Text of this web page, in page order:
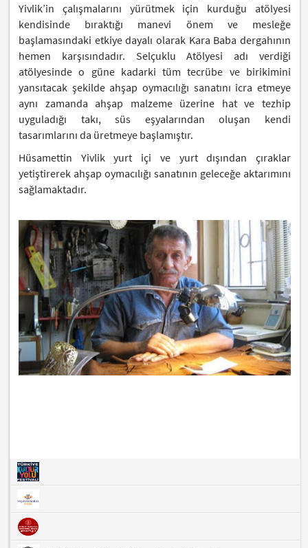
Yivlik’in çalışmalarını yürütmek için kurduğu atölyesi
kendisinde bıraktığı manevi önem ve mesleğe
başlamasındaki etkiye dayalı olarak Kara Baba dergahının
hemen karşısındadır. Selçuklu Atölyesi adı verdiği
atölyesinde o güne kadarki tüm tecrübe ve birikimini
yansıtacak şekilde ahşap oymacılığı sanatını icra etmeye
aynı zamanda ahşap malzeme üzerine hat ve tezhip
uyguladığı takı, süs eşyalarından oluşan kendi
tasarımlarını da üretmeye başlamıştır.
Hüsamettin Yivlik yurt içi ve yurt dışından çıraklar
yetiştirerek ahşap oymacılığı sanatının geleceğe aktarımını
sağlamaktadır.